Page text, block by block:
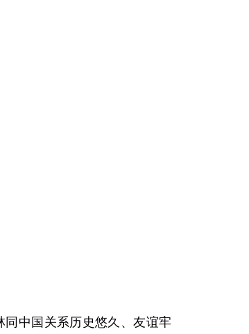
中国关系历史悠久、友谊牢